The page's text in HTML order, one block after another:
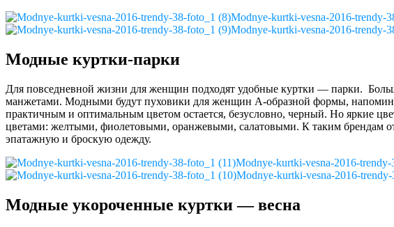
Modnye-kurtki-vesna-2016-trendy-
Modnye-kurtki-vesna-2016-trendy-
Модные куртки-парки
Для повседневной жизни для женщин подходят удобные куртки — парки.
манжетами. Модными будут пуховики для женщин А-образной формы,
практичным и оптимальным цветом остается, безусловно, черный. Но яркие
цветами: желтыми, фиолетовыми, оранжевыми, салатовыми. К таким брендам
эпатажную и броскую одежду.
Modnye-kurtki-vesna-2016-
Modnye-kurtki-vesna-2016-
Модные укороченные куртки — весна